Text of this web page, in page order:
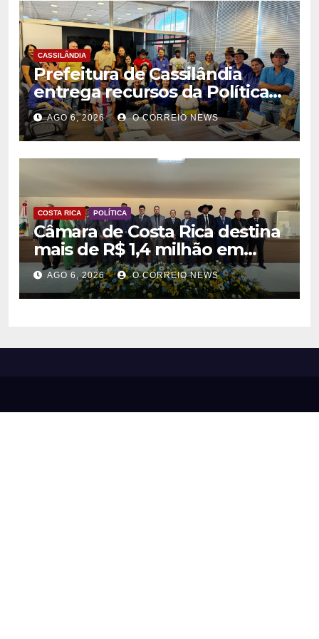
CASSILÂNDIA
Prefeitura de Cassilândia
entrega recursos da Política
Nacional Aldir Blanc a
agentes culturais
AGO 6, 2026 O CORREIO NEWS
COSTA RICA POLÍTICA
Câmara de Costa Rica destina
mais de R$ 1,4 milhão em
emendas para investimentos
em diversas áreas
AGO 6, 2026 O CORREIO NEWS